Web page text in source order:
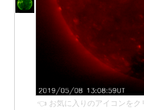
👈 お気に入りのアイコンをク